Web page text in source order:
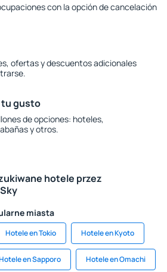
con la opción de cancelación
ofertas y descuentos adicionales
tu gusto
de opciones: hoteles,
y otros.
hotele przez
miasta
Hotele en Tokio Hotele en Kyoto
en Sapporo Hotele en Omachi